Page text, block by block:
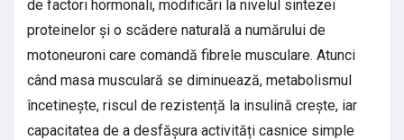
de factori hormonali, modificări la nivelul sintezei
proteinelor și o scădere naturală a numărului de
motoneuroni care comandă fibrele musculare. Atunci
când masa musculară se diminuează, metabolismul
încetinește, riscul de rezistență la insulină crește, iar
capacitatea de a desfășura activități casnice simple